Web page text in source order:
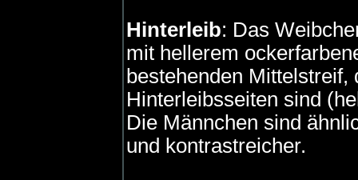
Hinterleib: Das
mit hellerem
bestehenden
Hinterleibsseiten sind
Die Männchen sind
und kontrastreicher.